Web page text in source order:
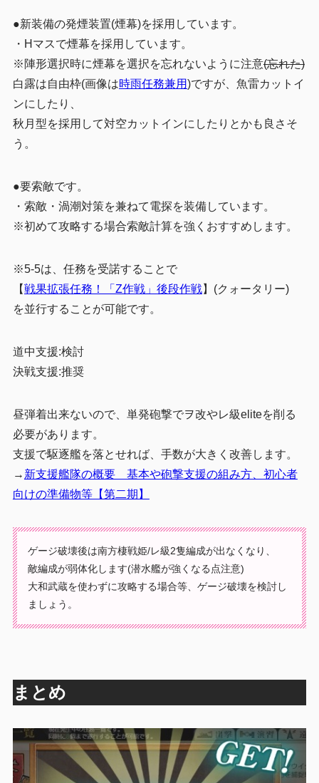
●新装備の発煙装置(煙幕)を採用しています。
・Hマスで煙幕を採用しています。
※陣形選択時に煙幕を選択を忘れないように注意(忘れた)
白露は自由枠(画像は時雨任務兼用)ですが、魚雷カットイ
ンにしたり、
秋月型を採用して対空カットインにしたりとかも良さそ
う。
●要索敵です。
・索敵・渦潮対策を兼ねて電探を装備しています。
※初めて攻略する場合索敵計算を強くおすすめします。
※5-5は、任務を受諾することで
【戦果拡張任務！「Z作戦」後段作戦】(クォータリー)
を並行することが可能です。
道中支援:検討
決戦支援:推奨
昼弾着出来ないので、単発砲撃でヲ改やレ級eliteを削る
必要があります。
支援で駆逐艦を落とせれば、手数が大きく改善します。
→ 新支援艦隊の概要 基本や砲撃支援の組み方、初心者
向けの準備物等【第二期】
ゲージ破壊後は南方棲戦姫/レ級2隻編成が出なくなり、
敵編成が弱体化します(潜水艦が強くなる点注意)
大和武蔵を使わずに攻略する場合等、ゲージ破壊を検討し
ましょう。
まとめ